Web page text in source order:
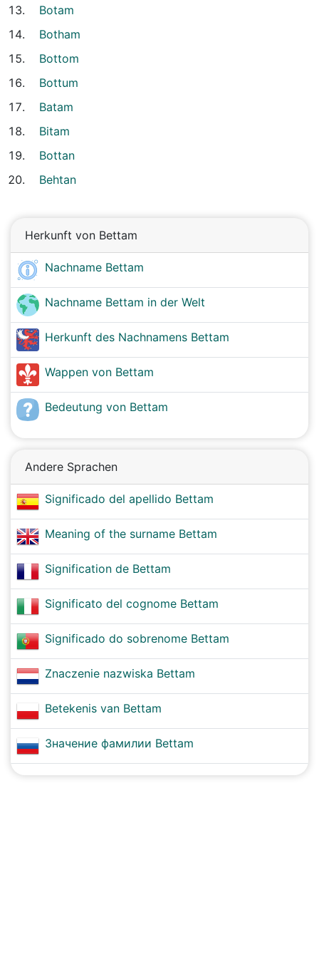
Botam
Botham
Bottom
Bottum
Batam
Bitam
Bottan
Behtan
Herkunft von Bettam
Nachname Bettam
Nachname Bettam in der Welt
Herkunft des Nachnamens Bettam
Wappen von Bettam
Bedeutung von Bettam
Andere Sprachen
Significado del apellido Bettam
Meaning of the surname Bettam
Signification de Bettam
Significato del cognome Bettam
Significado do sobrenome Bettam
Znaczenie nazwiska Bettam
Betekenis van Bettam
Значение фамилии Bettam